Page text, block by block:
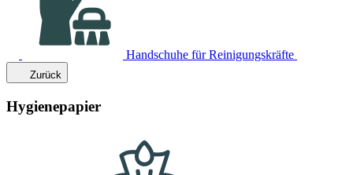
Handschuhe für Reinigungskräfte
Zurück
Hygienepapier